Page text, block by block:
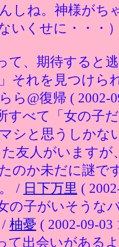
しね。神様がち
いくせに・・・
て、期待すると
」それを見つけ
ら@復帰 ( 2002-
すべて「女の子
シと思うしかな
た友人がいます
のか未だに謎で
/ 日下万里 (
の子がいそうな
柚憂 ( 2002-09-03
て出会いがある